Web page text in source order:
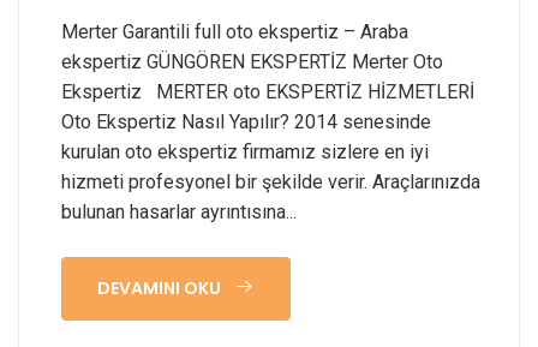
Merter Garantili full oto ekspertiz – Araba
ekspertiz GÜNGÖREN EKSPERTİZ Merter Oto
Ekspertiz MERTER oto EKSPERTİZ HİZMETLERİ
Oto Ekspertiz Nasıl Yapılır? 2014 senesinde
kurulan oto ekspertiz firmamız sizlere en iyi
hizmeti profesyonel bir şekilde verir. Araçlarınızda
bulunan hasarlar ayrıntısına...
DEVAMINI OKU